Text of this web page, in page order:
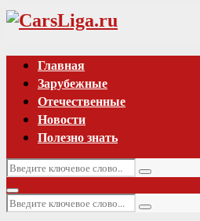
Vk
Главная
Зарубежные
Отечественные
Новости
Полезно знать
Искать:
Поиск
Основное
меню
Искать:
Поиск